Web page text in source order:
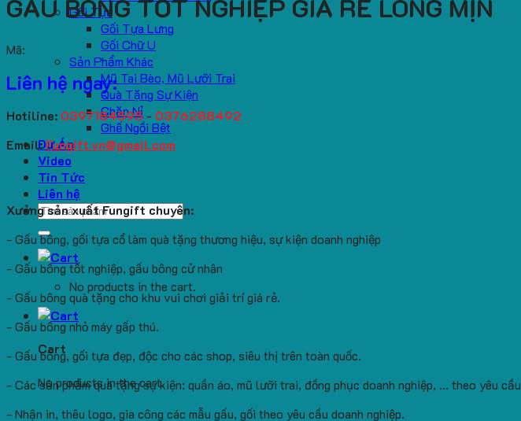
Gối Tựa
Gối Tựa Lưng
Gối Chữ U
Sản Phẩm Khác
Mũ Tai Bèo, Mũ Lưỡi Trai
Quà Tặng Sự Kiện
Chăn Nỉ
Ghế Ngồi Bệt
Dự Án
Video
Tin Tức
Liên hệ
Search
No products in the cart.
Cart
No products in the cart.
GẤU BÔNG TỐT NGHIỆP GIÁ RẺ LÔNG MỊN
Mã:
Liên hệ ngay:
Hotiline: 0397184595 - 0376288492
Email: Fungift.vn@gmail.com
Xưởng sản xuất Fungift chuyên:
- Gấu bông, gối tựa cổ làm quà tặng thương hiệu, sự kiện doanh nghiệp
- Gấu bông tốt nghiệp, gấu bông cử nhân
- Gấu bông quà tặng cho khu vui chơi giải trí giá rẻ.
- Gấu bông nhỏ máy gấp thú.
- Gấu bông, gối tựa đẹp, độc cho các shop, siêu thị trên toàn quốc.
- Các sản phẩm quà tặng sự kiện: quần áo, mũ lưỡi trai, đồng phục doanh nghiệp, ... theo yêu cầu
- Nhận in, thêu logo, gia công các mẫu gấu, gối theo yêu cầu doanh nghiệp.